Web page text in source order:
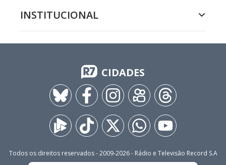
INSTITUCIONAL
CIDADES
Todos os direitos reservados - 2009-2026- Rádio e Televisão Record S.A